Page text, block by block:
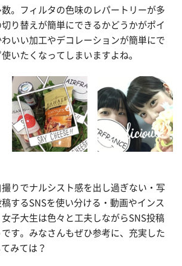
。フィルタの色味のレパートリーが多
り替えが簡単にできるかどうかがポイ
いい加工やデコレーションが簡単にで
いたくなってしまいますよね。
りでナルシスト感を出し過ぎない・写
するSNSを使い分ける・動画やインス
子大生は色々と工夫しながらSNS投稿
す。みなさんもぜひ参考に、充実した
みては？